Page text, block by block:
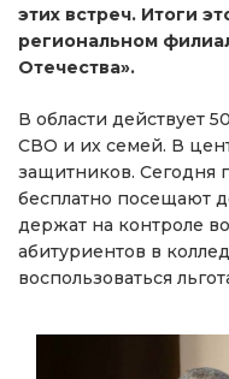
этих встреч. Итоги
региональном
Отечества».
В области действует
СВО и их семей. В
защитников. Сегодня
бесплатно посещают
держат на контроле
абитуриентов в
воспользоваться